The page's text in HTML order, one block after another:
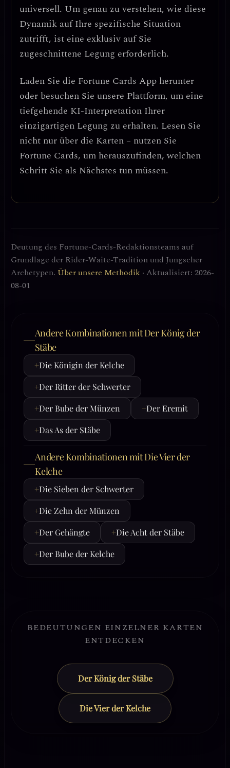
universell. Um genau zu verstehen, wie diese
Dynamik auf Ihre spezifische Situation
zutrifft, ist eine exklusiv auf Sie
zugeschnittene Legung erforderlich.
Laden Sie die Fortune Cards App herunter
oder besuchen Sie unsere Plattform, um eine
tiefgehende KI-Interpretation Ihrer
einzigartigen Legung zu erhalten. Lesen Sie
nicht nur über die Karten – nutzen Sie
Fortune Cards, um herauszufinden, welchen
Schritt Sie als Nächstes tun müssen.
Deutung des Fortune-Cards-Redaktionsteams auf
Grundlage der Rider-Waite-Tradition und Jungscher
Archetypen. Über unsere Methodik · Aktualisiert: 2026-
08-01
Andere Kombinationen mit Der König der
Stäbe
+Die Königin der Kelche
+Der Ritter der Schwerter
+Der Bube der Münzen +Der Eremit
+Das As der Stäbe
Andere Kombinationen mit Die Vier der
Kelche
+Die Sieben der Schwerter
+Die Zehn der Münzen
+Der Gehängte +Die Acht der Stäbe
+Der Bube der Kelche
BEDEUTUNGEN EINZELNER KARTEN
ENTDECKEN
Der König der Stäbe
Die Vier der Kelche